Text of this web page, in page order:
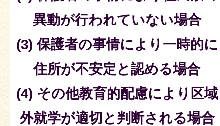
異動が行われていない場合
(3) 保護者の事情により一時的に
住所が不安定と認める場合
(4) その他教育的配慮により区域
外就学が適切と判断される場合